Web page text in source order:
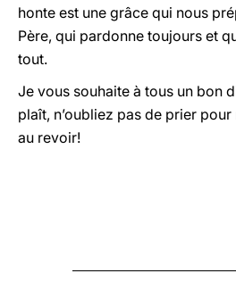
honte est une grâce qui nous
Père, qui pardonne toujours et
tout.
Je vous souhaite à tous un bon
plaît, n’oubliez pas de prier
au revoir!